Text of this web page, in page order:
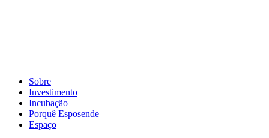
Sobre
Investimento
Incubação
Porquê Esposende
Espaço